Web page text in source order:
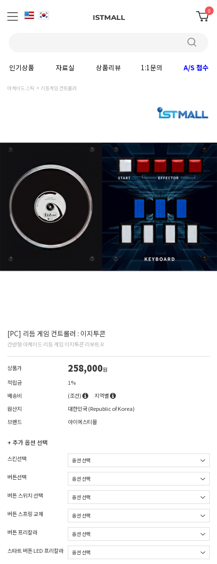
0
인기상품 자료실 상품리뷰 1:1문의 A/S 접수
아케이드 스틱 리듬게임 컨트롤러
[PC] 리듬 게임 컨트롤러 : 이지투콘
건반형 아케이드 리듬 게임 이지투콘 리부트:R
상품가 258,000원
적립금
1%
배송비
(조건)
지역별
원산지
대한민국 (Republic of Korea)
브랜드
아이에스티몰
+ 추가 옵션 선택
스킨선택
버튼선택
버튼 스위치 선택
버튼 스프링 교체
버튼 프리칼라
스타트 버튼 LED 프리칼라